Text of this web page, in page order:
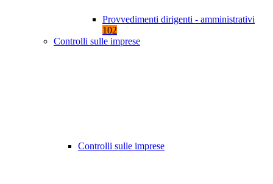
Provvedimenti dirigenti - amministrativi
102
Controlli sulle imprese
Controlli sulle imprese